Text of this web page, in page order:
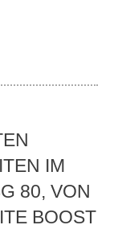
IM
80, VON
BOOST